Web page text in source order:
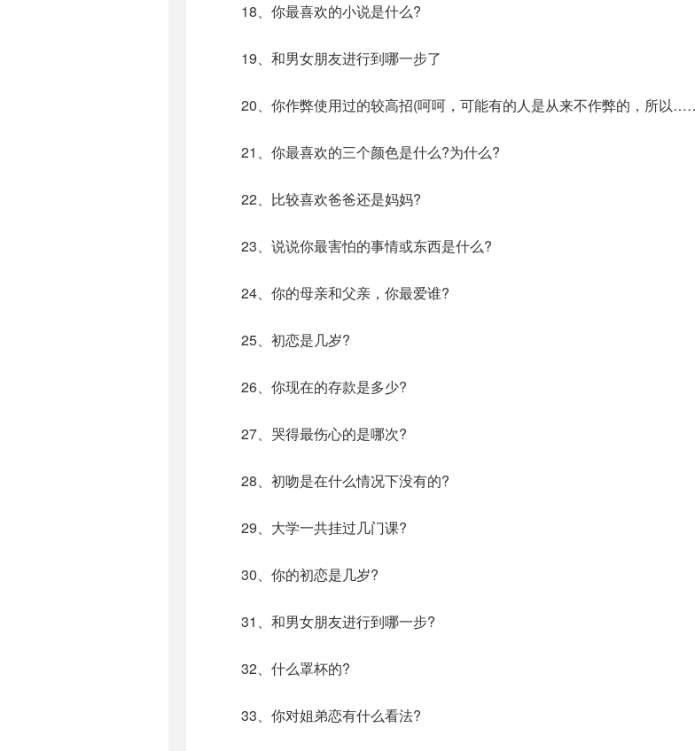
18、你最喜欢的小说是什么?
19、和男女朋友进行到哪一步了
20、你作弊使用过的较高招(呵呵，可能有的人是从来不作弊的，所以
21、你最喜欢的三个颜色是什么?为什么?
22、比较喜欢爸爸还是妈妈?
23、说说你最害怕的事情或东西是什么?
24、你的母亲和父亲，你最爱谁?
25、初恋是几岁?
26、你现在的存款是多少?
27、哭得最伤心的是哪次?
28、初吻是在什么情况下没有的?
29、大学一共挂过几门课?
30、你的初恋是几岁?
31、和男女朋友进行到哪一步?
32、什么罩杯的?
33、你对姐弟恋有什么看法?